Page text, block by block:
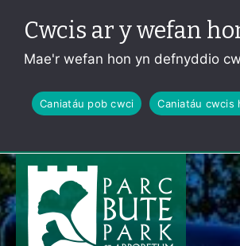
Cwcis ar y wefan
Mae'r wefan hon yn defnyddio
Caniatáu pob cwci Caniatáu cwcis